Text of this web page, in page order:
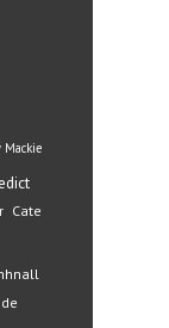
Mackie
Cate